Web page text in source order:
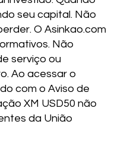
seu capital. Não
O Asinkao.com
Não
serviço ou
Ao acessar o
com o Aviso de
XM USD50 não
da União